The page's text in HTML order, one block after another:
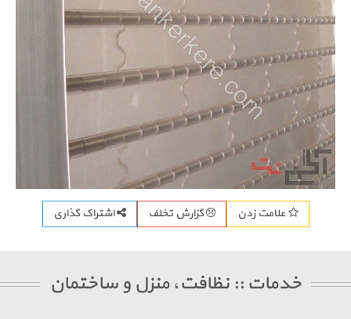
علامت زدن گزارش تخلف اشتراک گذاری
خدمات :: نظافت، منزل و ساختمان